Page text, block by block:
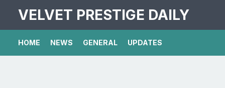
VELVET PRESTIGE DAILY
HOME NEWS GENERAL UPDATES